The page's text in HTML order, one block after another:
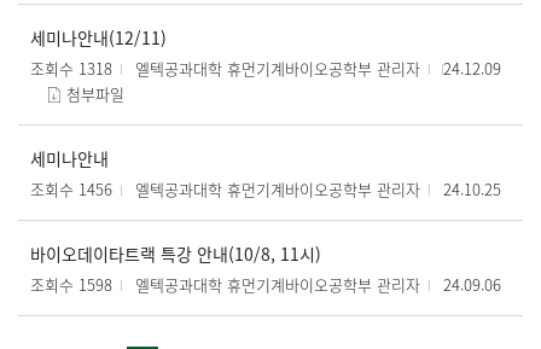
세미나안내(12/11)
조회수 1318 엘텍공과대학 휴먼기계바이오공학부 관리자
24.12.09
첨부파일
세미나안내
조회수 1456 엘텍공과대학 휴먼기계바이오공학부 관리자 24.10.25
바이오데이타트랙 특강 안내(10/8, 11시)
조회수 1598 엘텍공과대학 휴먼기계바이오공학부 관리자 24.09.06